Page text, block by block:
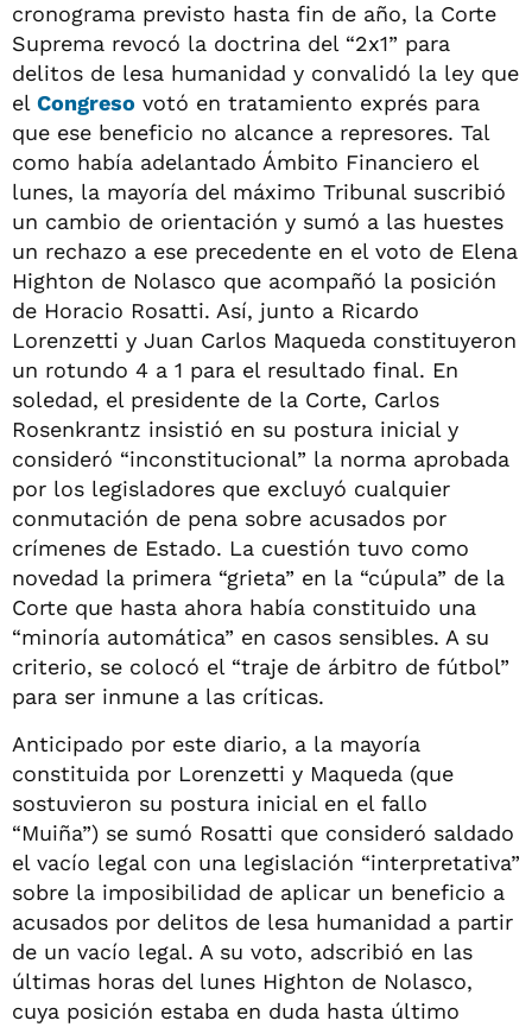
cronograma previsto hasta fin de año, la Corte
Suprema revocó la doctrina del “2x1” para
delitos de lesa humanidad y convalidó la ley que
el Congreso votó en tratamiento exprés para
que ese beneficio no alcance a represores. Tal
como había adelantado Ámbito Financiero el
lunes, la mayoría del máximo Tribunal suscribió
un cambio de orientación y sumó a las huestes
un rechazo a ese precedente en el voto de Elena
Highton de Nolasco que acompañó la posición
de Horacio Rosatti. Así, junto a Ricardo
Lorenzetti y Juan Carlos Maqueda constituyeron
un rotundo 4 a 1 para el resultado final. En
soledad, el presidente de la Corte, Carlos
Rosenkrantz insistió en su postura inicial y
consideró “inconstitucional” la norma aprobada
por los legisladores que excluyó cualquier
conmutación de pena sobre acusados por
crímenes de Estado. La cuestión tuvo como
novedad la primera “grieta” en la “cúpula” de la
Corte que hasta ahora había constituido una
“minoría automática” en casos sensibles. A su
criterio, se colocó el “traje de árbitro de fútbol”
para ser inmune a las críticas.
Anticipado por este diario, a la mayoría
constituida por Lorenzetti y Maqueda (que
sostuvieron su postura inicial en el fallo
“Muiña”) se sumó Rosatti que consideró saldado
el vacío legal con una legislación “interpretativa”
sobre la imposibilidad de aplicar un beneficio a
acusados por delitos de lesa humanidad a partir
de un vacío legal. A su voto, adscribió en las
últimas horas del lunes Highton de Nolasco,
cuya posición estaba en duda hasta último